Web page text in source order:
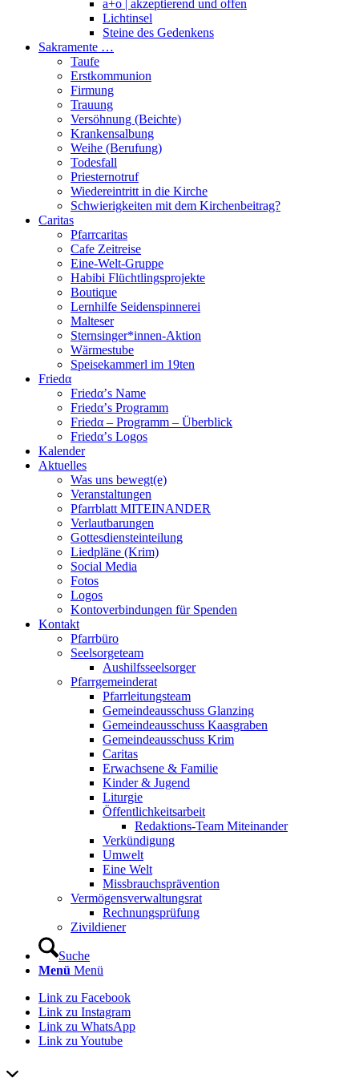
a+o | akzeptierend und offen
Lichtinsel
Steine des Gedenkens
Sakramente …
Taufe
Erstkommunion
Firmung
Trauung
Versöhnung (Beichte)
Krankensalbung
Weihe (Berufung)
Todesfall
Priesternotruf
Wiedereintritt in die Kirche
Schwierigkeiten mit dem Kirchenbeitrag?
Caritas
Pfarrcaritas
Cafe Zeitreise
Eine-Welt-Gruppe
Habibi Flüchtlingsprojekte
Boutique
Lernhilfe Seidenspinnerei
Malteser
Sternsinger*innen-Aktion
Wärmestube
Speisekammerl im 19ten
Friedα
Friedα’s Name
Friedα’s Programm
Friedα – Programm – Überblick
Friedα’s Logos
Kalender
Aktuelles
Was uns bewegt(e)
Veranstaltungen
Pfarrblatt MITEINANDER
Verlautbarungen
Gottesdiensteinteilung
Liedpläne (Krim)
Social Media
Fotos
Logos
Kontoverbindungen für Spenden
Kontakt
Pfarrbüro
Seelsorgeteam
Aushilfsseelsorger
Pfarrgemeinderat
Pfarrleitungsteam
Gemeindeausschuss Glanzing
Gemeindeausschuss Kaasgraben
Gemeindeausschuss Krim
Caritas
Erwachsene & Familie
Kinder & Jugend
Liturgie
Öffentlichkeitsarbeit
Redaktions-Team Miteinander
Verkündigung
Umwelt
Eine Welt
Missbrauchsprävention
Vermögensverwaltungsrat
Rechnungsprüfung
Zivildiener
Suche
Menü Menü
Link zu Facebook
Link zu Instagram
Link zu WhatsApp
Link zu Youtube